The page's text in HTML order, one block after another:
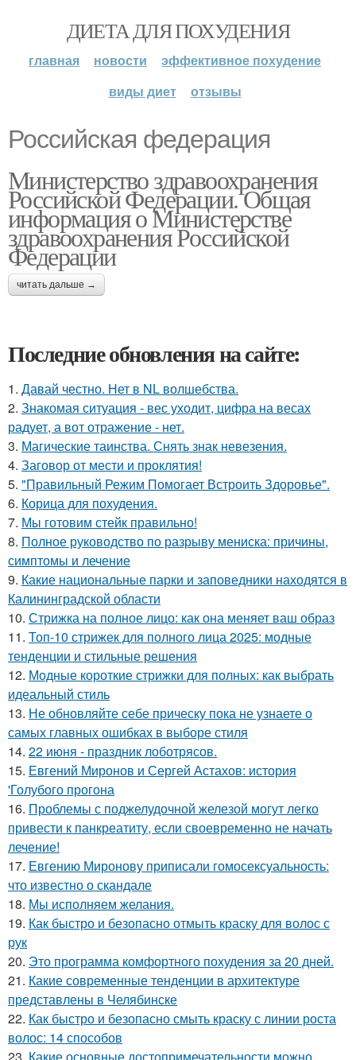
ДИЕТА ДЛЯ ПОХУДЕНИЯ
главная новости
эффективное похудение
виды диет
отзывы
Российская федерация
Министерство здравоохранения
Российской Федерации. Общая
информация о Министерстве
здравоохранения Российской
Федерации
читать дальше →
Последние обновления на сайте:
1. Давай честно. Нет в NL волшебства.
2. Знакомая ситуация - вес уходит, цифра на весах
радует, а вот отражение - нет.
3. Магические таинства. Снять знак невезения.
4. Заговор от мести и проклятия!
5. "Правильный Режим Помогает Встроить Здоровье".
6. Корица для похудения.
7. Мы готовим стейк правильно!
8. Полное руководство по разрыву мениска: причины,
симптомы и лечение
9. Какие национальные парки и заповедники находятся в
Калининградской области
10. Стрижка на полное лицо: как она меняет ваш образ
11. Топ-10 стрижек для полного лица 2025: модные
тенденции и стильные решения
12. Модные короткие стрижки для полных: как выбрать
идеальный стиль
13. Не обновляйте себе прическу пока не узнаете о
самых главных ошибках в выборе стиля
14. 22 июня - праздник лоботрясов.
15. Евгений Миронов и Сергей Астахов: история
'Голубого прогона
16. Проблемы с поджелудочной железой могут легко
привести к панкреатиту, если своевременно не начать
лечение!
17. Евгению Миронову приписали гомосексуальность:
что известно о скандале
18. Мы исполняем желания.
19. Как быстро и безопасно отмыть краску для волос с
рук
20. Это программа комфортного похудения за 20 дней.
21. Какие современные тенденции в архитектуре
представлены в Челябинске
22. Как быстро и безопасно смыть краску с линии роста
волос: 14 способов